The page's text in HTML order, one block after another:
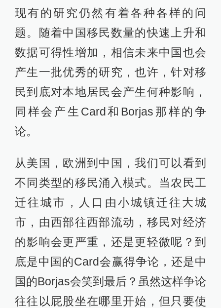
现有的研究仍然有着各种各样的问
题。随着中国移民数量的快速上升和
数据可得性增加，相信未来中国也会
产生一批优秀的研究，也许，针对移
民到底对本地居民会产生何种影响，
同样会产生Card和Borjas那样的争
论。
从美国，欧洲到中国，我们可以看到
不同类型的移民涌入模式。当农民工
迁往城市，人口由小城镇迁往大城
市，由西部往西部流动，移民对经济
的影响会更严重，还是更轻微呢？到
底是中国的Card会赢得争论，还是中
国的Borjas会笑到最后？虽然这样争论
往往以屁股坐在哪里开始，但只要使